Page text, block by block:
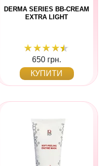
DERMA SERIES BB-CREAM
EXTRA LIGHT
650 грн.
КУПИТИ